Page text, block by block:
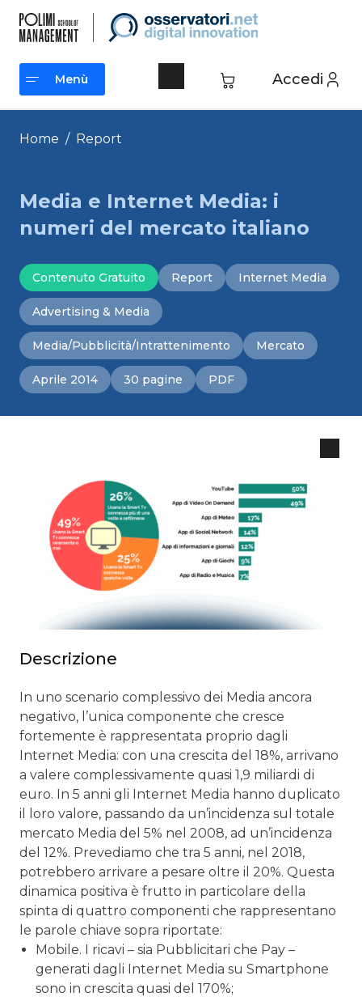
contenuto
Accedi
Menù
Menù
Home / Report
Media e Internet Media: i
numeri del mercato italiano
Contenuto Gratuito Report Internet Media
Advertising & Media
Media/Pubblicità/Intrattenimento Mercato
Aprile 2014 30 pagine PDF
Descrizione
In uno scenario complessivo dei Media ancora
negativo, l’unica componente che cresce
fortemente è rappresentata proprio dagli
Internet Media: con una crescita del 18%, arrivano
a valere complessivamente quasi 1,9 miliardi di
euro. In 5 anni gli Internet Media hanno duplicato
il loro valore, passando da un’incidenza sul totale
mercato Media del 5% nel 2008, ad un’incidenza
del 12%. Prevediamo che tra 5 anni, nel 2018,
potrebbero arrivare a pesare oltre il 20%. Questa
dinamica positiva è frutto in particolare della
spinta di quattro componenti che rappresentano
le parole chiave sopra riportate:
Mobile. I ricavi – sia Pubblicitari che Pay –
generati dagli Internet Media su Smartphone
sono in crescita quasi del 170%;